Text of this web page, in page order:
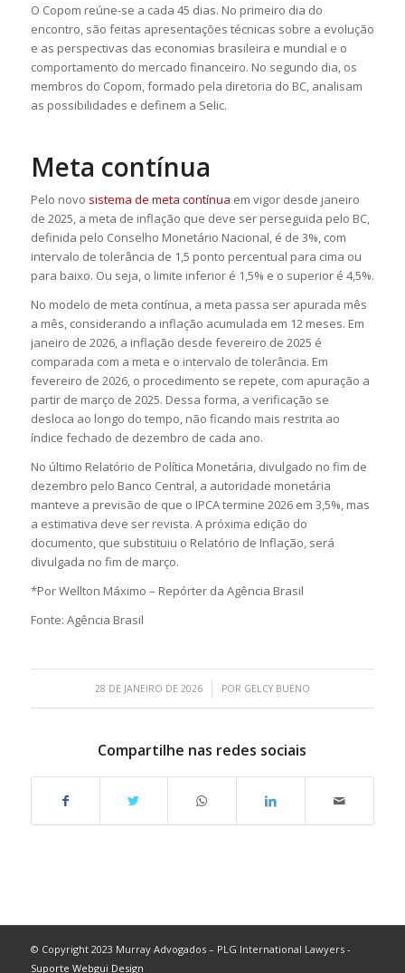
O Copom reúne-se a cada 45 dias. No primeiro dia do
encontro, são feitas apresentações técnicas sobre a evolução
e as perspectivas das economias brasileira e mundial e o
comportamento do mercado financeiro. No segundo dia, os
membros do Copom, formado pela diretoria do BC, analisam
as possibilidades e definem a Selic.
Meta contínua
Pelo novo sistema de meta contínua em vigor desde janeiro
de 2025, a meta de inflação que deve ser perseguida pelo BC,
definida pelo Conselho Monetário Nacional, é de 3%, com
intervalo de tolerância de 1,5 ponto percentual para cima ou
para baixo. Ou seja, o limite inferior é 1,5% e o superior é 4,5%.
No modelo de meta contínua, a meta passa ser apurada mês
a mês, considerando a inflação acumulada em 12 meses. Em
janeiro de 2026, a inflação desde fevereiro de 2025 é
comparada com a meta e o intervalo de tolerância. Em
fevereiro de 2026, o procedimento se repete, com apuração a
partir de março de 2025. Dessa forma, a verificação se
desloca ao longo do tempo, não ficando mais restrita ao
índice fechado de dezembro de cada ano.
No último Relatório de Política Monetária, divulgado no fim de
dezembro pelo Banco Central, a autoridade monetária
manteve a previsão de que o IPCA termine 2026 em 3,5%, mas
a estimativa deve ser revista. A próxima edição do
documento, que substituiu o Relatório de Inflação, será
divulgada no fim de março.
*Por Wellton Máximo – Repórter da Agência Brasil
Fonte: Agência Brasil
28 DE JANEIRO DE 2026
/ POR GELCY BUENO
Compartilhe nas redes sociais
© Copyright 2023 Murray Advogados – PLG International Lawyers -
Suporte Webgui Design